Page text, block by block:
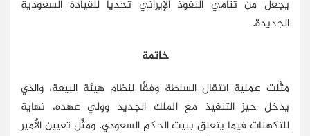
يجعل من تنامي النفوذ الإيراني تحديًا للقيادة السعودية
الجديدة.
خاتمة
مثَّلت عملية انتقال السلطة وفقًا لنظام هيئة البيعة، والذي
يدخل حيز التنفيذ مع الملك الجديد وولي عهده، نهاية
للتكهنات فيما يتعلق ببيت الحكم السعودي. ومثَّل تعيين الأمير